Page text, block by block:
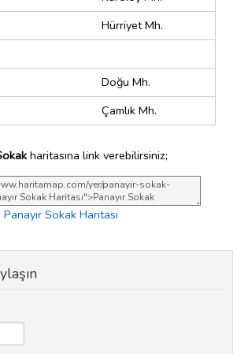
Hürriyet Mh.
Doğu Mh.
Çamlık Mh.
haritasına link verebilirsiniz;
Panayır Sokak Haritası